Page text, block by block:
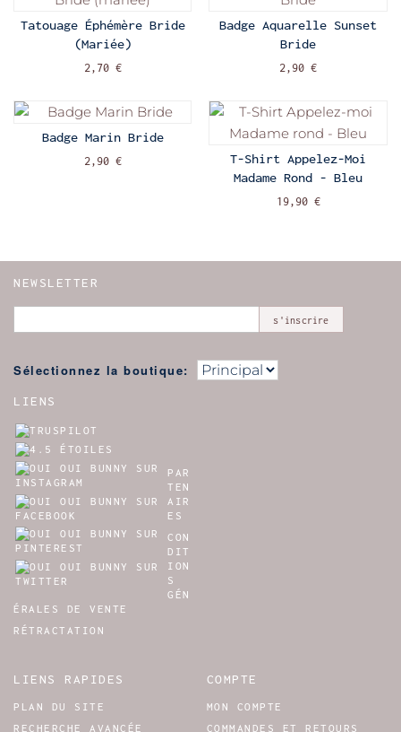
Tatouage Éphémère Bride
(mariée)
2,70 €
Badge Aquarelle Sunset
Bride
2,90 €
Badge Marin Bride
2,90 €
T-Shirt Appelez-Moi
Madame Rond - Bleu
19,90 €
NEWSLETTER
s'inscrire
Sélectionnez la boutique:
LIENS
PAR
TEN
AIR
ES
CON
DIT
ION
S
GÉN
ÉRALES DE VENTE
RÉTRACTATION
LIENS RAPIDES
PLAN DU SITE
RECHERCHE AVANCÉE
COMPTE
MON COMPTE
COMMANDES ET RETOURS